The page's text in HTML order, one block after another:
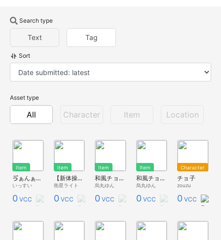
Search type
Text Tag
Sort
Asset type
All Character Item Location
Item
ゔぁんぁれんたいちょこ
いっすい
0 VCC
Item
【新体操、ダンス用 】 チョコリボン
衛星ライト
0 VCC
Item
和風チョコレート8個入り
烏丸ゆん
0 VCC
Item
和風チョコレート 4個入り
烏丸ゆん
0 VCC
Character
チョ子
zouzu
0 VCC